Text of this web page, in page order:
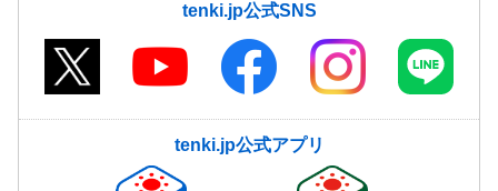
tenki.jp公式SNS
tenki.jp公式アプリ